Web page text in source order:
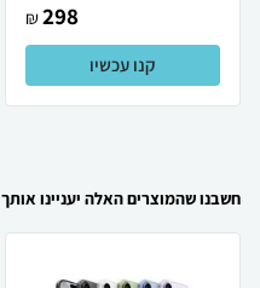
298
₪
קנו עכשיו
חשבנו שהמוצרים האלה יעניינו אותך